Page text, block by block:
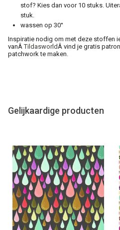
stof? Kies dan voor 10 stuks.
stuk.
wassen op 30°
Inspiratie nodig om met deze stoffen
vanÂTildasworld Â vind je gratis
patchwork te maken.
Gelijkaardige producten